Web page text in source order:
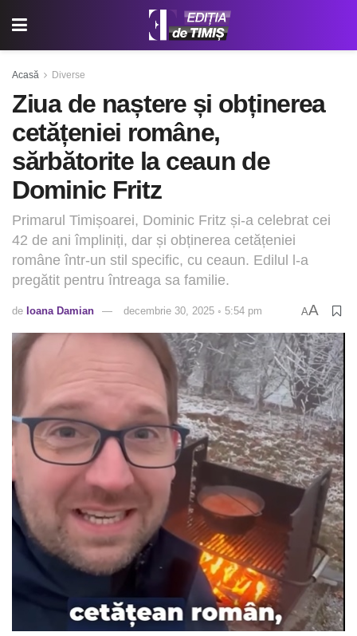
Acasă Diverse
Ziua de naștere și obținerea
cetățeniei române,
sărbătorite la ceaun de
Dominic Fritz
Primarul Timișoarei, Dominic Fritz și-a celebrat cei
42 de ani împliniți, dar și obținerea cetățeniei
române într-un stil specific, cu ceaun. Edilul l-a
pregătit pentru întreaga sa familie.
de Ioana Damian decembrie 30, 2025 ◦ 5:54 pm AA